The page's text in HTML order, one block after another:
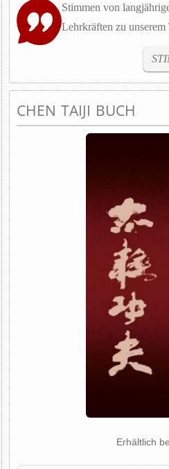
Stimmen von
Lehrkräften zu
CHEN TAIJI BUCH
Erhältlich